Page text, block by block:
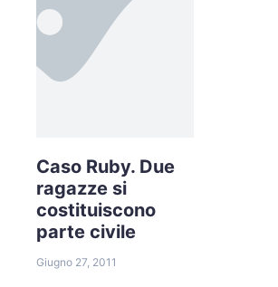
Caso Ruby. Due
ragazze si
costituiscono
parte civile
Giugno 27, 2011